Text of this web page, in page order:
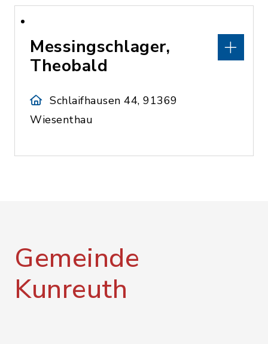
Messingschlager,
Theobald
Schlaifhausen 44, 91369
Wiesenthau
Gemeinde
Kunreuth